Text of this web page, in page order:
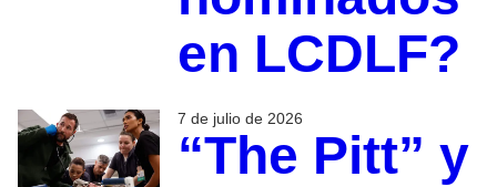
en LCDLF?
7 de julio de 2026
“The Pitt” y